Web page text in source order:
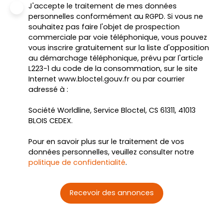
J'accepte le traitement de mes données
personnelles conformément au RGPD. Si vous ne
souhaitez pas faire l'objet de prospection
commerciale par voie téléphonique, vous pouvez
vous inscrire gratuitement sur la liste d'opposition
au démarchage téléphonique, prévu par l'article
L223-1 du code de la consommation, sur le site
Internet www.bloctel.gouv.fr ou par courrier
adressé à :
Société Worldline, Service Bloctel, CS 61311, 41013
BLOIS CEDEX.
Pour en savoir plus sur le traitement de vos
données personnelles, veuillez consulter notre
politique de confidentialité.
Recevoir des annonces